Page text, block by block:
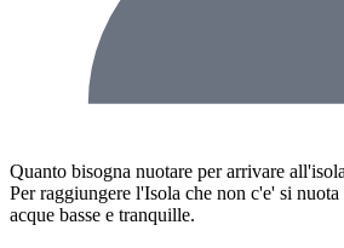
Quanto bisogna nuotare per arrivare
Per raggiungere l'Isola che non c'e' si
acque basse e tranquille.